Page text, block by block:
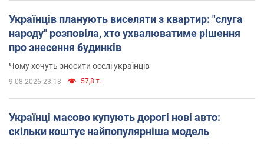
Українців планують виселяти з квартир: "слуга
народу" розповіла, хто ухвалюватиме рішення
про знесення будинків
Чому хочуть зносити оселі українців
9.08.2026 23:18 57,8 т.
Українці масово купують дорогі нові авто:
скільки коштує найпопулярніша модель